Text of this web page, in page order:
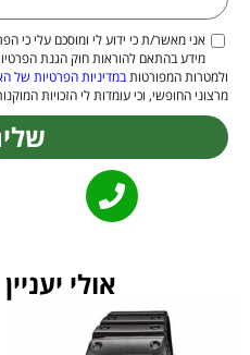
אני מאשר/ת כי ידוע לי ומוסכם עלי כי
ולמטרות המפורטותבמדיניות הפרטיות של
מרצוני החופשי, וכי עומדות לי הזכויות
אולי